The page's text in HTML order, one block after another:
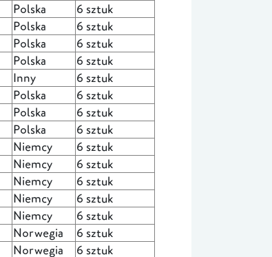
Polska
6 sztuk
Polska
6 sztuk
Polska
6 sztuk
Polska
6 sztuk
Inny
6 sztuk
Polska
6 sztuk
Polska
6 sztuk
Polska
6 sztuk
Niemcy
6 sztuk
Niemcy
6 sztuk
Niemcy
6 sztuk
Niemcy
6 sztuk
Niemcy
6 sztuk
Norwegia
6 sztuk
Norwegia
6 sztuk